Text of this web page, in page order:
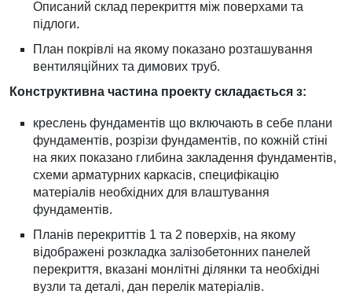
Описаний склад перекриття між поверхами та
підлоги.
План покрівлі на якому показано розташування
вентиляційних та димових труб.
Конструктивна частина проекту складається з:
креслень фундаментів що включають в себе плани
фундаментів, розрізи фундаментів, по кожній стіні
на яких показано глибина закладення фундаментів,
схеми арматурних каркасів, специфікацію
матеріалів необхідних для влаштування
фундаментів.
Планів перекриттів 1 та 2 поверхів, на якому
відображені розкладка залізобетонних панелей
перекриття, вказані монлітні ділянки та необхідні
вузли та деталі, дан перелік матеріалів.